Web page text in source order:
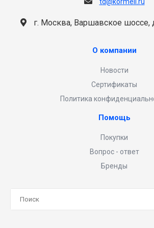
г. Москва, Варшавское шоссе,
О компании
Новости
Сертификаты
Политика
Помощь
Покупки
Вопрос - ответ
Бренды